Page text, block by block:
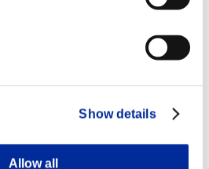
Show details
Allow all